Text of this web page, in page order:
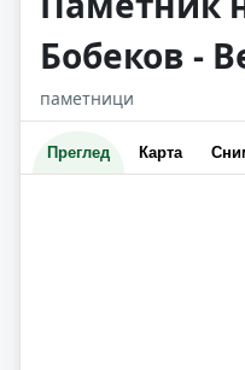
Бобеков -
паметници
Преглед Карта